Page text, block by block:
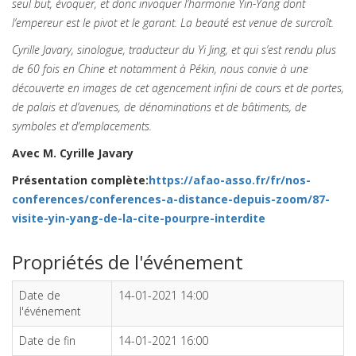
seul but, évoquer, et donc invoquer l’harmonie Yin-Yang dont
l’empereur est le pivot et le garant. La beauté est venue de surcroît.
Cyrille Javary, sinologue, traducteur du Yi Jing, et qui s’est rendu plus
de 60 fois en Chine et notamment à Pékin, nous convie à une
découverte en images de cet agencement infini de cours et de portes,
de palais et d’avenues, de dénominations et de bâtiments, de
symboles et d’emplacements.
Avec M. Cyrille Javary
Présentation complète:https://afao-asso.fr/fr/nos-
conferences/conferences-a-distance-depuis-zoom/87-
visite-yin-yang-de-la-cite-pourpre-interdite
Propriétés de l'événement
Date de
l'événement
14-01-2021 14:00
Date de fin 14-01-2021 16:00